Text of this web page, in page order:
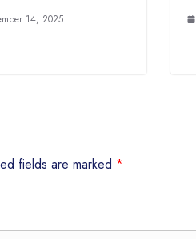
14, 2025
fields are marked *